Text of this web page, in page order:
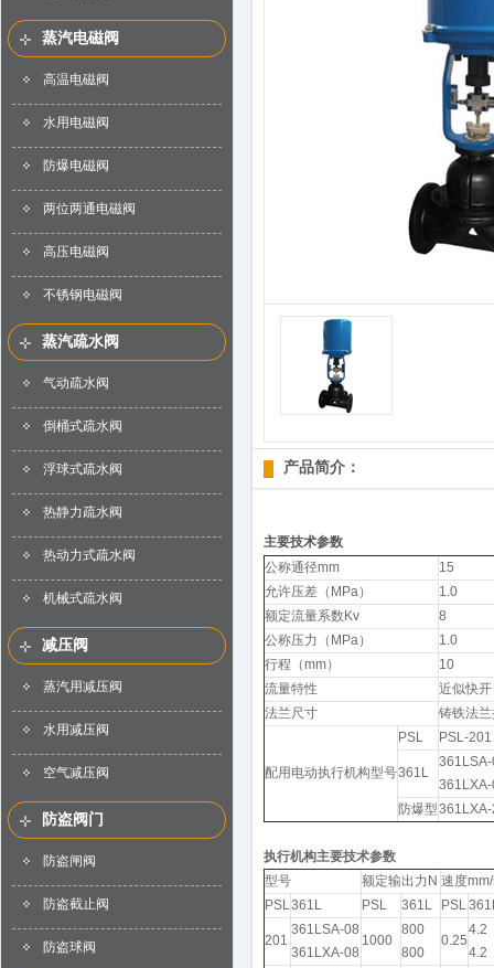
蒸汽电磁阀
高温电磁阀
水用电磁阀
防爆电磁阀
两位两通电磁阀
高压电磁阀
不锈钢电磁阀
蒸汽疏水阀
气动疏水阀
倒桶式疏水阀
浮球式疏水阀
热静力疏水阀
热动力式疏水阀
机械式疏水阀
减压阀
蒸汽用减压阀
水用减压阀
空气减压阀
防盗阀门
防盗闸阀
防盗截止阀
防盗球阀
产品简介：
主要技术参数
公称通径mm
15
允许压差（MPa）
1.0
额定流量系数Kv
8
公称压力（MPa）
1.0
行程（mm）
10
流量特性
近似快
法兰尺寸
铸铁法
配用电动执行机构型号
PSL PSL-201
361L
防爆型
执行机构主要技术参数
型号
额定输出力N 速度
PSL361L PSL 361L PSL
201
361LSA-08
361LXA-08
1000
800
800
0.25
4.2
4.2